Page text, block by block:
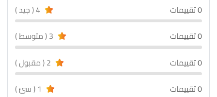
0 تقييمات
0 تقييمات
0 تقييمات
0 تقييمات